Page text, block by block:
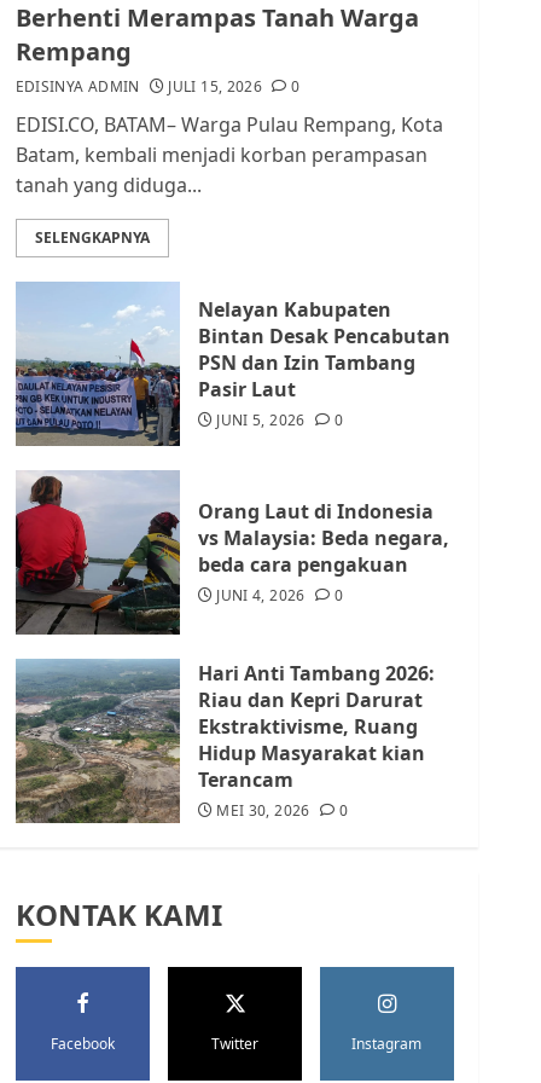
2
dan Masyarakat di
Lingkungan RT/RW
3
Datangi Pemko Batam,
Warga Rempang Protes
Lahan Mereka Diambil
4
Warga Rempang Ajukan
Audiensi dengan Wali
Kota Batam, Soroti
Aktivitas yang Resahkan
Warga
5
Tim Advokasi Desak BP
Batam Berhenti
Merampas Tanah Warga
Rempang
Berhenti Merampas Tanah Warga
Rempang
EDISINYA ADMIN JULI 15, 2026 0
EDISI.CO, BATAM– Warga Pulau Rempang, Kota
Batam, kembali menjadi korban perampasan
tanah yang diduga...
SELENGKAPNYA
Nelayan Kabupaten
Bintan Desak Pencabutan
PSN dan Izin Tambang
Pasir Laut
JUNI 5, 2026 0
Orang Laut di Indonesia
vs Malaysia: Beda negara,
beda cara pengakuan
JUNI 4, 2026 0
Hari Anti Tambang 2026:
Riau dan Kepri Darurat
Ekstraktivisme, Ruang
Hidup Masyarakat kian
Terancam
MEI 30, 2026 0
KONTAK KAMI
Facebook Twitter Instagram